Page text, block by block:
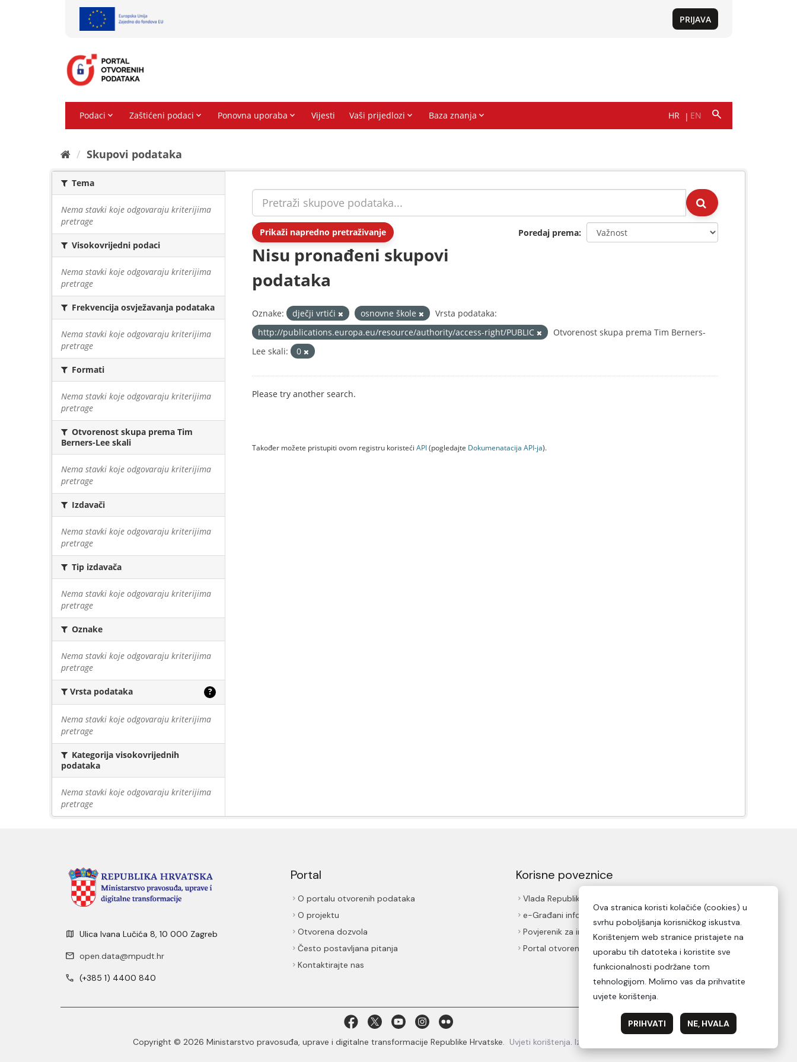
Skupovi podаtаkа
Tema
Nema stavki koje odgovaraju kriterijima
pretrage
Visokovrijedni podaci
Nema stavki koje odgovaraju kriterijima
pretrage
Frekvencija osvježavanja podataka
Nema stavki koje odgovaraju kriterijima
pretrage
Formati
Nema stavki koje odgovaraju kriterijima
pretrage
Otvorenost skupa prema Tim
Berners-Lee skali
Nema stavki koje odgovaraju kriterijima
pretrage
Izdavači
Nema stavki koje odgovaraju kriterijima
pretrage
Tip izdavača
Nema stavki koje odgovaraju kriterijima
pretrage
Oznake
Nema stavki koje odgovaraju kriterijima
pretrage
Vrsta podataka ?
Nema stavki koje odgovaraju kriterijima
pretrage
Kategorija visokovrijednih
podataka
Nema stavki koje odgovaraju kriterijima
pretrage
Prikaži napredno pretraživanje Poredaj prema
Nisu pronađeni skupovi
podataka
Oznake: dječji vrtići osnovne škole
Vrsta podataka:
http://publications.europa.eu/resource/authority/access-right/PUBLIC
Otvorenost skupa prema Tim Berners-
Lee skali:
0
Please try another search.
Također možete pristupiti ovom registru koristeći API(pogledajte Dokumenаtаcijа API-jа).